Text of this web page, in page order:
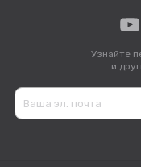
Узнайте
и